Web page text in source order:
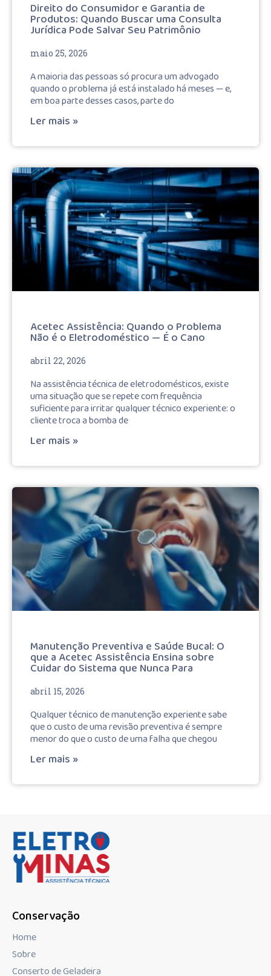
Direito do Consumidor e Garantia de
Produtos: Quando Buscar uma Consulta
Jurídica Pode Salvar Seu Patrimônio
maio 25, 2026
A maioria das pessoas só procura um advogado
quando o problema já está instalado há meses — e,
em boa parte desses casos, parte do
Ler mais »
Acetec Assistência: Quando o Problema
Não é o Eletrodoméstico — É o Cano
abril 22, 2026
Na assistência técnica de eletrodomésticos, existe
uma situação que se repete com frequência
suficiente para irritar qualquer técnico experiente: o
cliente troca a bomba de
Ler mais »
Manutenção Preventiva e Saúde Bucal: O
que a Acetec Assistência Ensina sobre
Cuidar do Sistema que Nunca Para
abril 15, 2026
Qualquer técnico de manutenção experiente sabe
que o custo de uma revisão preventiva é sempre
menor do que o custo de uma falha que chegou
Ler mais »
Conservação
Home
Sobre
Conserto de Geladeira